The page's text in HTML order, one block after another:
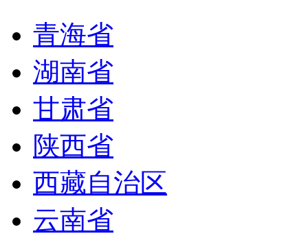
青海省
湖南省
甘肃省
陕西省
西藏自治区
云南省